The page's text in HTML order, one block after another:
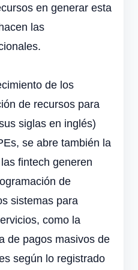
en generar esta
las
de los
de recursos para
siglas en inglés)
se abre también la
fintech generen
de
sistemas para
como la
de pagos masivos de
según lo registrado